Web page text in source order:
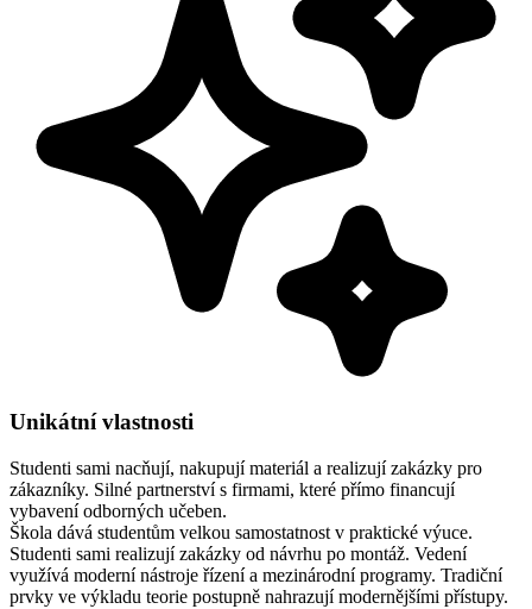
Unikátní vlastnosti
Studenti sami nacňují, nakupují materiál a realizují zakázky pro
zákazníky. Silné partnerství s firmami, které přímo financují
vybavení odborných učeben.
Škola dává studentům velkou samostatnost v praktické výuce.
Studenti sami realizují zakázky od návrhu po montáž. Vedení
využívá moderní nástroje řízení a mezinárodní programy. Tradiční
prvky ve výkladu teorie postupně nahrazují modernějšími přístupy.